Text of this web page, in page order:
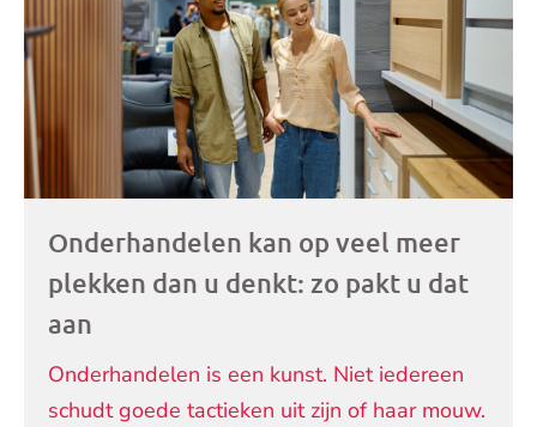
Onderhandelen kan op veel meer
plekken dan u denkt: zo pakt u dat
aan
Onderhandelen is een kunst. Niet iedereen
schudt goede tactieken uit zijn of haar mouw.